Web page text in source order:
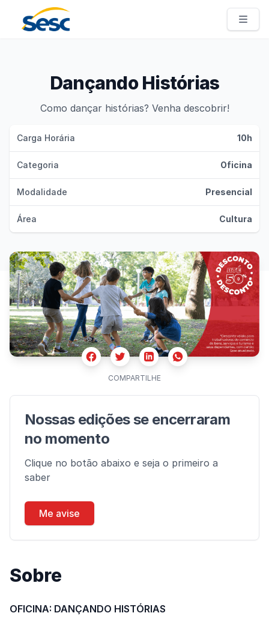
Sesc Pernambuco
Dançando Histórias
Como dançar histórias? Venha descobrir!
Carga Horária 10h
Categoria Oficina
Modalidade Presencial
Área Cultura
FacebookTwitterLinkedinWhatsapp
COMPARTILHE
Nossas edições se encerraram
no momento
Clique no botão abaixo e seja o primeiro a
saber
Me avise
Sobre
OFICINA: DANÇANDO HISTÓRIAS